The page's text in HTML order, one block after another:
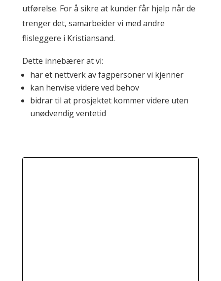
utførelse. For å sikre at kunder får hjelp når de
trenger det, samarbeider vi med andre
flisleggere i Kristiansand.
Dette innebærer at vi:
har et nettverk av fagpersoner vi kjenner
kan henvise videre ved behov
bidrar til at prosjektet kommer videre uten
unødvendig ventetid